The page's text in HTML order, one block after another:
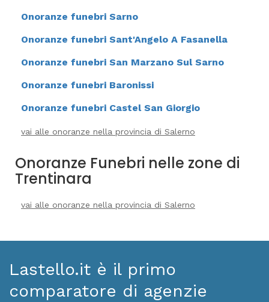
Onoranze funebri Sarno
Onoranze funebri Sant'Angelo A Fasanella
Onoranze funebri San Marzano Sul Sarno
Onoranze funebri Baronissi
Onoranze funebri Castel San Giorgio
vai alle onoranze nella provincia di Salerno
Onoranze Funebri nelle zone di
Trentinara
vai alle onoranze nella provincia di Salerno
Lastello.it è il primo
comparatore di agenzie